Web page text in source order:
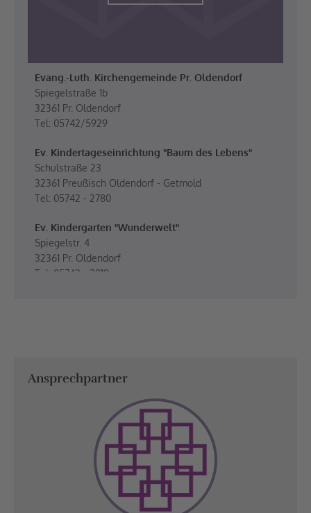
Evang.-Luth. Kirchengemeinde Pr. Oldendorf
Spiegelstraße 1b
32361 Pr. Oldendorf
Tel: 05742/5929
Ev. Kindertageseinrichtung "Baum des Lebens"
Schulstraße 23
32361 Preußisch Oldendorf - Getmold
Tel: 05742 - 2780
Ev. Kindergarten "Wunderwelt"
Spiegelstr. 4
32361 Pr. Oldendorf
Tel: 05742 - 2819
Ansprechpartner